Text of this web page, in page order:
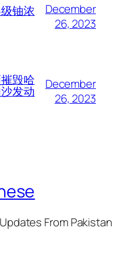
铀浓
December
26, 2023
毁哈
发动
December
26, 2023
From Pakistan